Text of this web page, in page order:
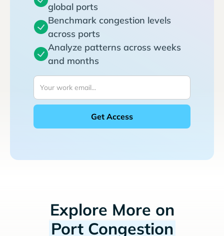
global ports
Benchmark congestion levels
across ports
Analyze patterns across weeks
and months
Explore More on
Port Congestion